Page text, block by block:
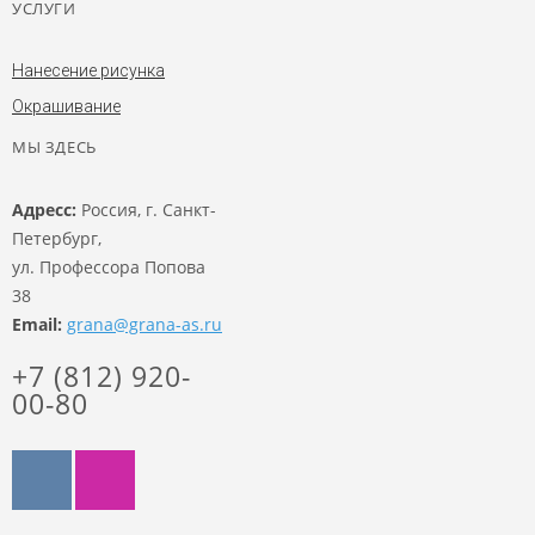
УСЛУГИ
Нанесение рисунка
Окрашивание
МЫ ЗДЕСЬ
Адресс: Россия, г. Санкт-
Петербург,
ул. Профессора Попова
38
Email: grana@grana-as.ru
+7 (812) 920-
00-80